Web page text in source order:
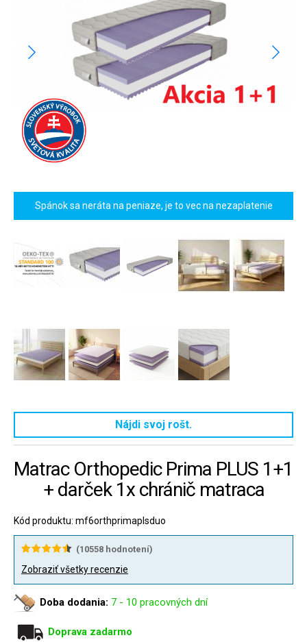
Spánok sa neráta na peniaze, je to vec na nezaplatenie
Nájdi svoj rošt.
Matrac Orthopedic Prima PLUS 1+1
+ darček 1x chránič matraca
Kód produktu: mf6orthprimaplsduo
(10558 hodnotení)
Zobraziť všetky recenzie
Doba dodania: 7 - 10 pracovných dní
Doprava zadarmo